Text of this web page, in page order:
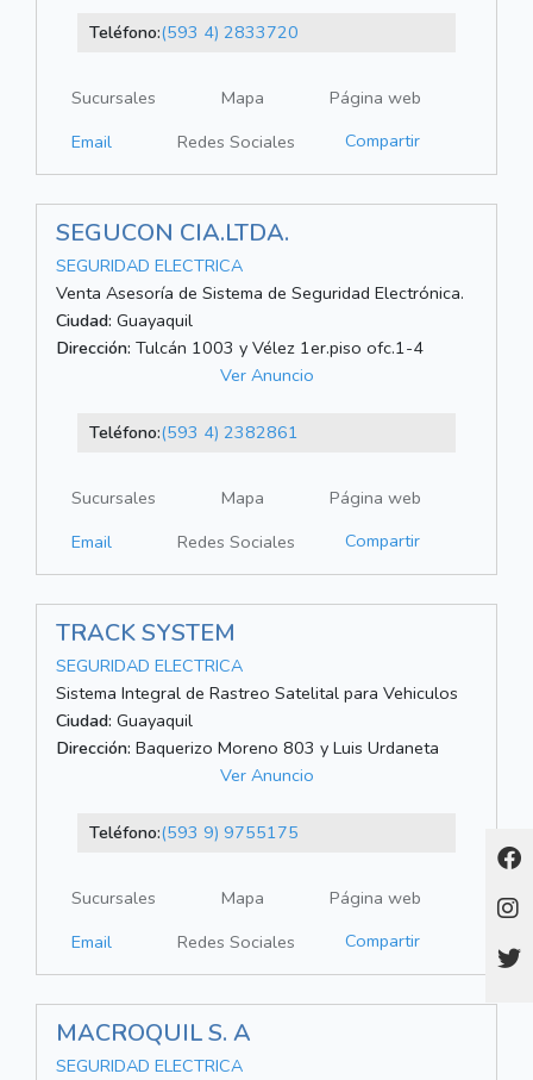
Teléfono:(593 4) 2833720
Sucursales Mapa
Página web
Email
Redes Sociales Compartir
SEGUCON CIA.LTDA.
SEGURIDAD ELECTRICA
Venta Asesoría de Sistema de Seguridad Electrónica.
Ciudad: Guayaquil
Dirección: Tulcán 1003 y Vélez 1er.piso ofc.1-4
Ver Anuncio
Teléfono:(593 4) 2382861
Sucursales Mapa
Página web
Email
Redes Sociales Compartir
TRACK SYSTEM
SEGURIDAD ELECTRICA
Sistema Integral de Rastreo Satelital para Vehiculos
Ciudad: Guayaquil
Dirección: Baquerizo Moreno 803 y Luis Urdaneta
Ver Anuncio
Teléfono:(593 9) 9755175
Sucursales Mapa
Página web
Email
Redes Sociales Compartir
MACROQUIL S. A
SEGURIDAD ELECTRICA